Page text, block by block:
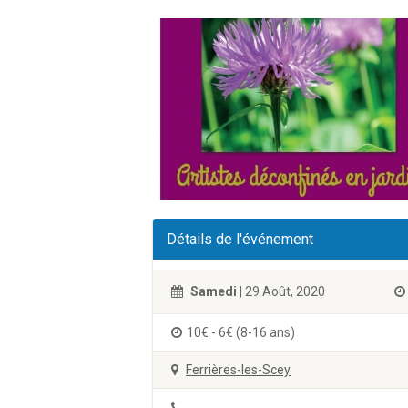
Détails de l'événement
Samedi | 29 Août, 2020
10€ - 6€ (8-16 ans)
Ferrières-les-Scey